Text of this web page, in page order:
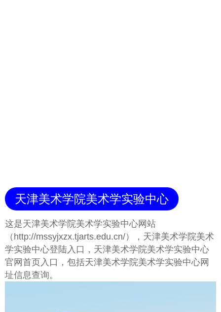
天津美术学院美术学实验中心
这是天津美术学院美术学实验中心网站
（http://mssyjxzx.tjarts.edu.cn/），天津美术学院美术
学实验中心登陆入口，天津美术学院美术学实验中心
官网首页入口，包括天津美术学院美术学实验中心网
址信息查询。